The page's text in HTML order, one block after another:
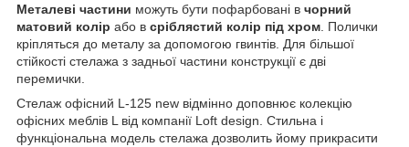
Металеві частини можуть бути пофарбовані в чорний
матовий колір або в сріблястий колір під хром. Полички
кріпляться до металу за допомогою гвинтів. Для більшої
стійкості стелажа з задньої частини конструкції є дві
перемички.
Стелаж офісний L-125 new відмінно доповнює колекцію
офісних меблів L від компанії Loft design. Стильна і
функціональна модель стелажа дозволить йому прикрасити